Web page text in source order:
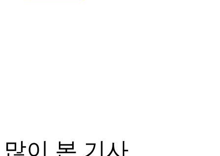
많이 본 기사